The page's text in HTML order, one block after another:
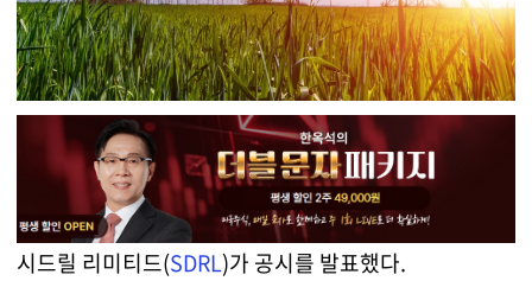
시드릴 리미티드(SDRL)가 공시를 발표했다.